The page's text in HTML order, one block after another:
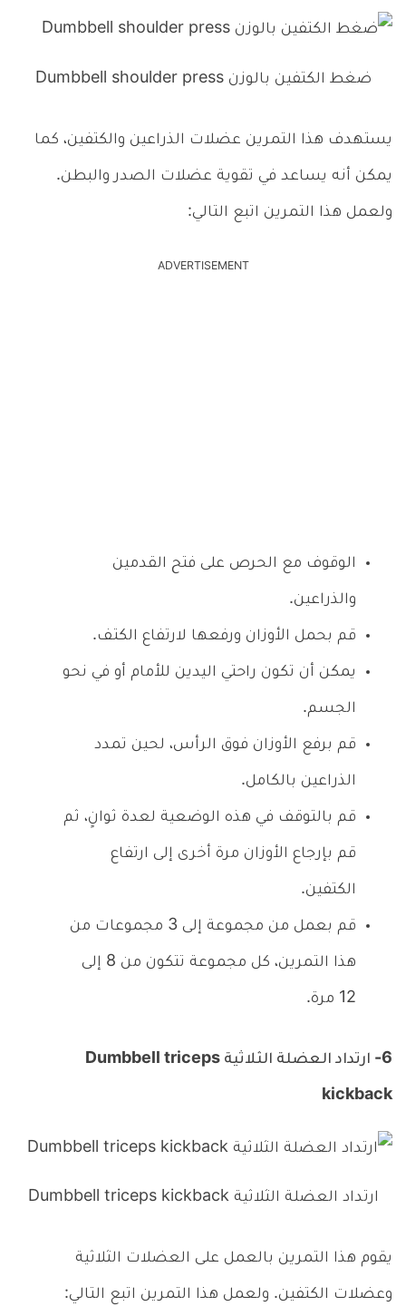
ضغط الكتفين بالوزن Dumbbell shoulder press
يستهدف هذا التمرين عضلات الذراعين والكتفين، كما
يمكن أنه يساعد في تقوية عضلات الصدر والبطن.
ولعمل هذا التمرين اتبع التالي:
ADVERTISEMENT
الوقوف مع الحرص على فتح القدمين
والذراعين.
قم بحمل الأوزان ورفعها لارتفاع الكتف.
يمكن أن تكون راحتي اليدين للأمام أو في نحو
الجسم.
قم برفع الأوزان فوق الرأس، لحين تمدد
الذراعين بالكامل.
قم بالتوقف في هذه الوضعية لعدة ثوانٍ، ثم
قم بإرجاع الأوزان مرة أخرى إلى ارتفاع
الكتفين.
قم بعمل من مجموعة إلى 3 مجموعات من
هذا التمرين، كل مجموعة تتكون من 8 إلى
12 مرة.
6- ارتداد العضلة الثلاثية Dumbbell triceps
kickback
ارتداد العضلة الثلاثية Dumbbell triceps kickback
يقوم هذا التمرين بالعمل على العضلات الثلاثية
وعضلات الكتفين. ولعمل هذا التمرين اتبع التالي: